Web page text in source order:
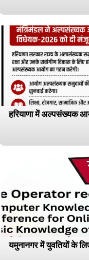
हरियाणा में अल्पसंख्यक
यमुनानगर में युवतियों के